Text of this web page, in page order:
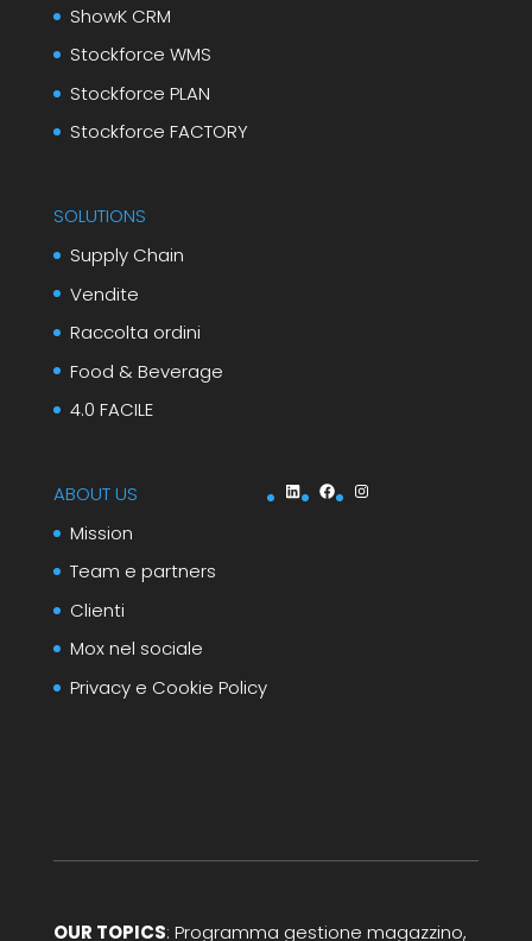
ShowK CRM
Stockforce WMS
Stockforce PLAN
Stockforce FACTORY
SOLUTIONS
Supply Chain
Vendite
Raccolta ordini
Food & Beverage
4.0 FACILE
ABOUT US
Mission
Team e partners
Clienti
Mox nel sociale
Privacy e Cookie Policy
LinkedInFacebookInstagram
OUR TOPICS: Programma gestione magazzino,